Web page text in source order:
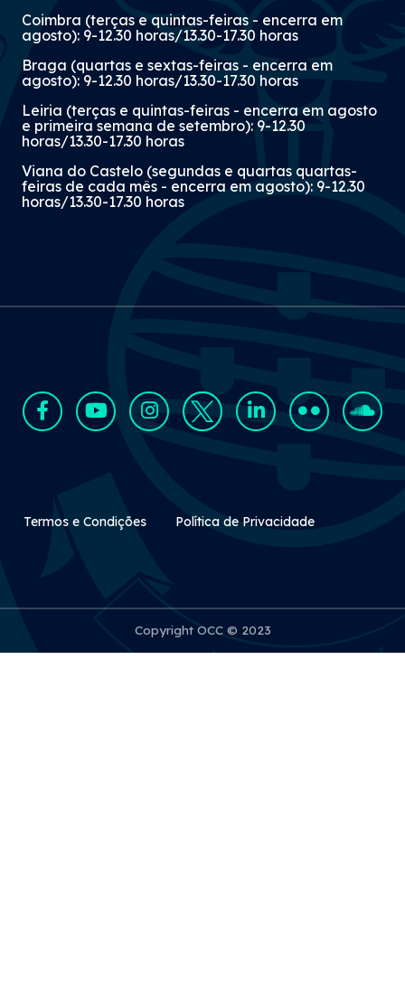
Coimbra (terças e quintas-feiras - encerra em
agosto): 9-12.30 horas/13.30-17.30 horas
Braga (quartas e sextas-feiras - encerra em
agosto): 9-12.30 horas/13.30-17.30 horas
Leiria (terças e quintas-feiras - encerra em agosto
e primeira semana de setembro): 9-12.30
horas/13.30-17.30 horas
Viana do Castelo (segundas e quartas quartas-
feiras de cada mês - encerra em agosto): 9-12.30
horas/13.30-17.30 horas
Rodapé Secundário
Termos e Condições Política de Privacidade
Copyright OCC © 2023